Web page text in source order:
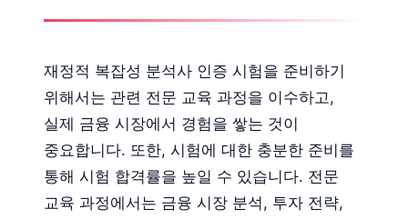
재정적 복잡성 분석사 인증 시험을 준비하기
위해서는 관련 전문 교육 과정을 이수하고,
실제 금융 시장에서 경험을 쌓는 것이
중요합니다. 또한, 시험에 대한 충분한 준비를
통해 시험 합격률을 높일 수 있습니다. 전문
교육 과정에서는 금융 시장 분석, 투자 전략,